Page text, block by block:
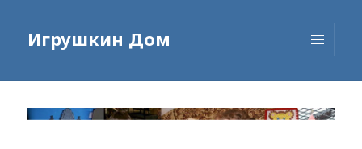
Игрушкин Дом